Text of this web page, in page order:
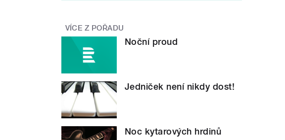
VÍCE Z POŘADU
Noční proud
Jedniček není nikdy dost!
Noc kytarových hrdinů